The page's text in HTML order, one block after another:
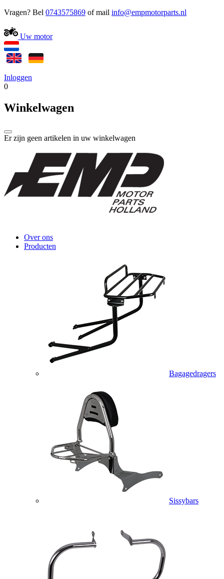
Vragen? Bel 0743575869 of mail
Uw motor
Inloggen
0
Winkelwagen
Er zijn geen artikelen in uw winkelwagen
Over ons
Producten
Bagagedragers
Sissybars